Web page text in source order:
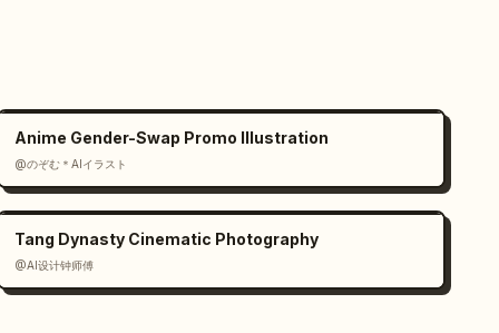
Anime Gender-Swap Promo Illustration
@のぞむ＊AIイラスト
Tang Dynasty Cinematic Photography
@AI设计钟师傅